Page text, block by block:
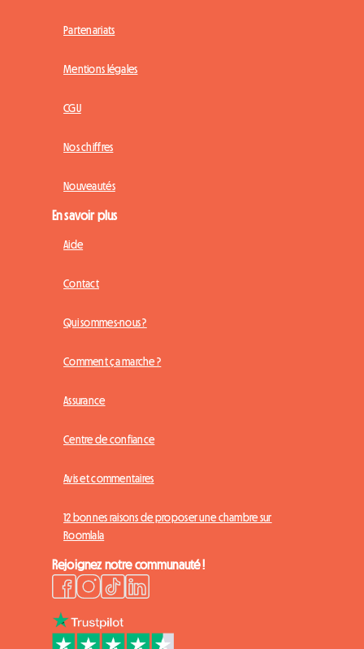
Partenariats
Mentions légales
CGU
Nos chiffres
Nouveautés
En savoir plus
Aide
Contact
Qui sommes-nous ?
Comment ça marche ?
Assurance
Centre de confiance
Avis et commentaires
12 bonnes raisons de proposer une chambre sur
Roomlala
Rejoignez notre communauté !